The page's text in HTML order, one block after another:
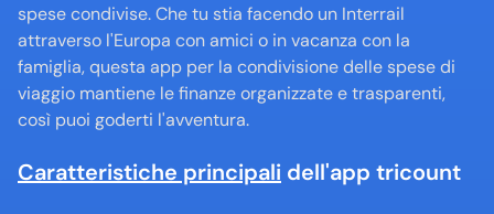
spese condivise. Che tu stia facendo un Interrail
attraverso l'Europa con amici o in vacanza con la
famiglia, questa app per la condivisione delle spese di
viaggio mantiene le finanze organizzate e trasparenti,
così puoi goderti l'avventura.
Caratteristiche principali dell'app tricount